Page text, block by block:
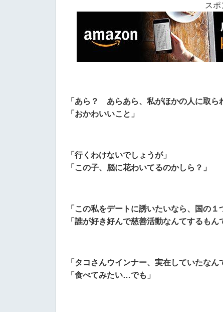
スポ
「あら？ あらあら、私がほかの人に取ら
「おかわいいこと」
「行くわけないでしょうが」
「この子、脳に花わいてるのかしら？」
「この私をデートに誘いたいなら、国の
「誰が好き好んで慈善活動なんてするもん
「タコさんウインナー、実在していたなん
「食べてみたい…でも」